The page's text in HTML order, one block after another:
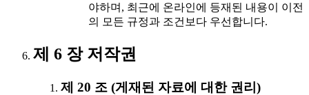
야하며, 최근에 온라인에 등재된 내용이 이전
의 모든 규정과 조건보다 우선합니다.
제 6 장 저작권
제 20 조 (게재된 자료에 대한 권리)